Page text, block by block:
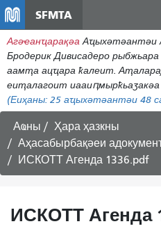
SFMTA
Агәҽанҵарақәа
Бродерик Дивисадеро
аамҭа ацҵара ҟалеит.
еиҭалагоит иааиԥмырҟьаӡакәа
(Еиҳаны: 25 аҵыхәтәантәи 48
Аҩны
Ҳара ҳазкны
Аҳасабырбақәеи
ИСКОТТ Агенда 1336.pdf
ИСКОТТ Агенда